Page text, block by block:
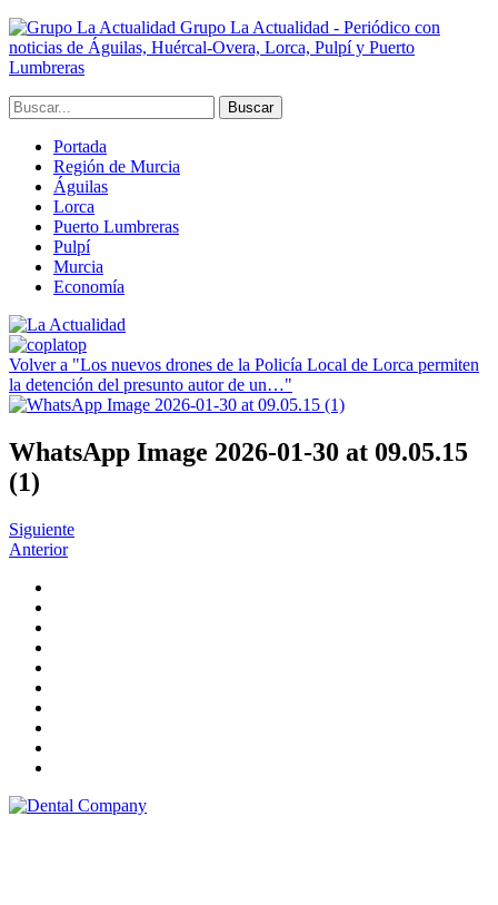
Grupo La Actualidad - Periódico con
noticias de Águilas, Huércal-Overa, Lorca, Pulpí y Puerto
Lumbreras
Portada
Región de Murcia
Águilas
Lorca
Puerto Lumbreras
Pulpí
Murcia
Economía
Volver a "Los nuevos drones de la Policía Local de Lorca permiten
la detención del presunto autor de un…"
WhatsApp Image 2026-01-30 at 09.05.15
(1)
Siguiente
Anterior